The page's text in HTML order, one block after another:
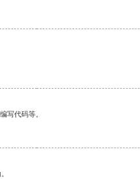
写代码等。